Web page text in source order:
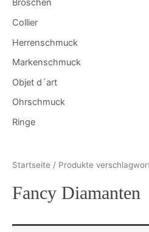
Broschen
Collier
Herrenschmuck
Markenschmuck
Objet d´art
Ohrschmuck
Ringe
Startseite / Produkte
Fancy Diamanten